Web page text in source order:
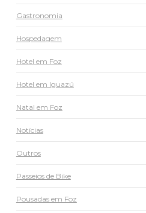
Gastronomia
Hospedagem
Hotel em Foz
Hotel em Iguazú
Natal em Foz
Notícias
Outros
Passeios de Bike
Pousadas em Foz